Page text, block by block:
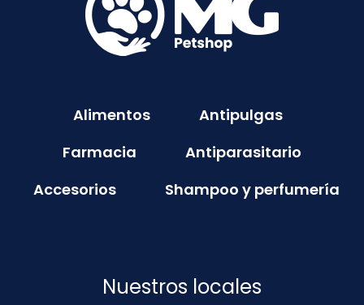
Alimentos
Antipulgas
Farmacia
Antiparasitario
Accesorios
Shampoo y perfumería
Nuestros locales